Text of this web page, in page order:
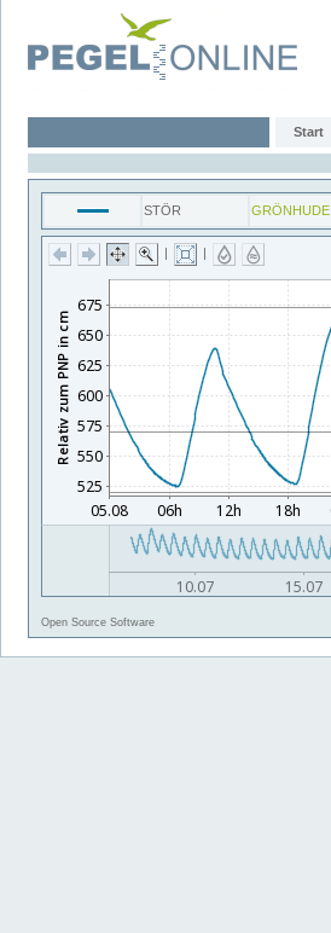
Start
STÖR GRÖNHUDE
| |
Open Source Software